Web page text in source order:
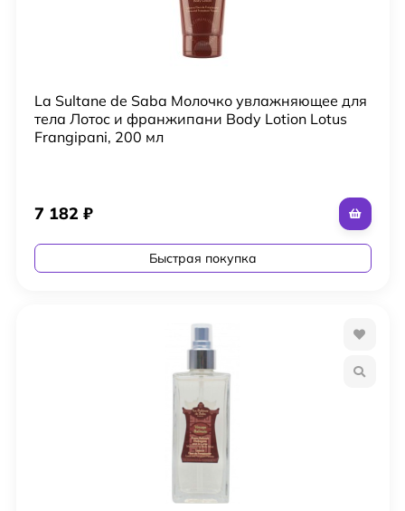
La Sultane de Saba Молочко увлажняющее для
тела Лотос и франжипани Body Lotion Lotus
Frangipani, 200 мл
7 182 ₽
Быстрая покупка